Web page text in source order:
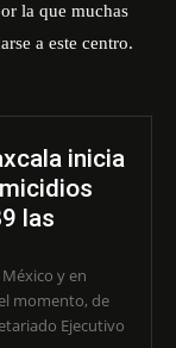
la que muchas
a este centro.
inicia
las
y en
Ejecutivo